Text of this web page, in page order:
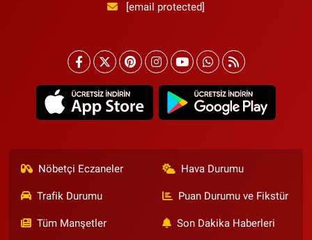
[email protected]
Nöbetçi Eczaneler Hava Durumu
Trafik Durumu Puan Durumu ve Fikstür
Tüm Manşetler Son Dakika Haberleri